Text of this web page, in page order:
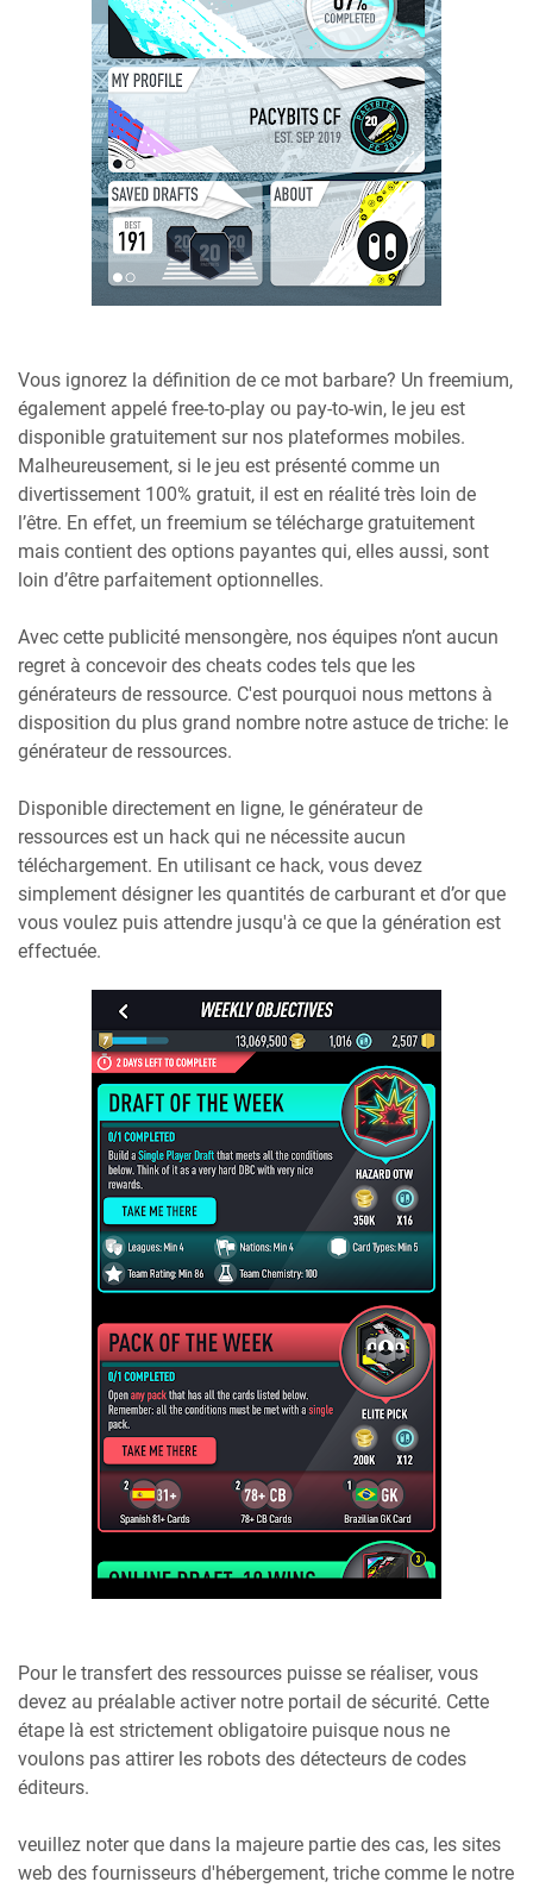
Vous ignorez la définition de ce mot barbare? Un freemium,
également appelé free-to-play ou pay-to-win, le jeu est
disponible gratuitement sur nos plateformes mobiles.
Malheureusement, si le jeu est présenté comme un
divertissement 100% gratuit, il est en réalité très loin de
l’être. En effet, un freemium se télécharge gratuitement
mais contient des options payantes qui, elles aussi, sont
loin d’être parfaitement optionnelles.
Avec cette publicité mensongère, nos équipes n’ont aucun
regret à concevoir des cheats codes tels que les
générateurs de ressource. C'est pourquoi nous mettons à
disposition du plus grand nombre notre astuce de triche: le
générateur de ressources.
Disponible directement en ligne, le générateur de
ressources est un hack qui ne nécessite aucun
téléchargement. En utilisant ce hack, vous devez
simplement désigner les quantités de carburant et d’or que
vous voulez puis attendre jusqu'à ce que la génération est
effectuée.
Pour le transfert des ressources puisse se réaliser, vous
devez au préalable activer notre portail de sécurité. Cette
étape là est strictement obligatoire puisque nous ne
voulons pas attirer les robots des détecteurs de codes
éditeurs.
veuillez noter que dans la majeure partie des cas, les sites
web des fournisseurs d'hébergement, triche comme le notre